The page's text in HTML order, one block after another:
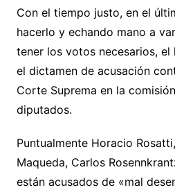
Con el tiempo justo, en el
hacerlo y echando mano a
tener los votos necesarios,
el dictamen de acusación
Corte Suprema en la
diputados.
Puntualmente Horacio
Maqueda, Carlos
están acusados de «mal